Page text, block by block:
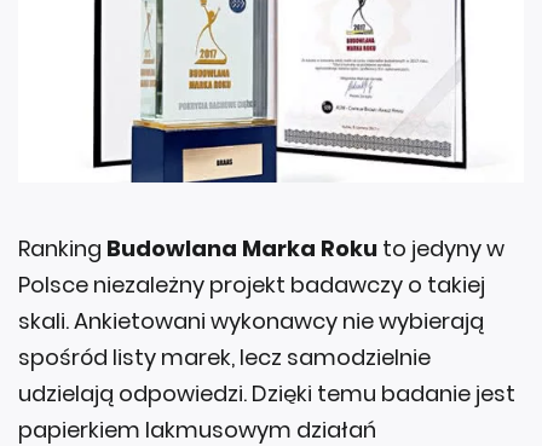
Ranking Budowlana Marka Roku to jedyny w
Polsce niezależny projekt badawczy o takiej
skali. Ankietowani wykonawcy nie wybierają
spośród listy marek, lecz samodzielnie
udzielają odpowiedzi. Dzięki temu badanie jest
papierkiem lakmusowym działań